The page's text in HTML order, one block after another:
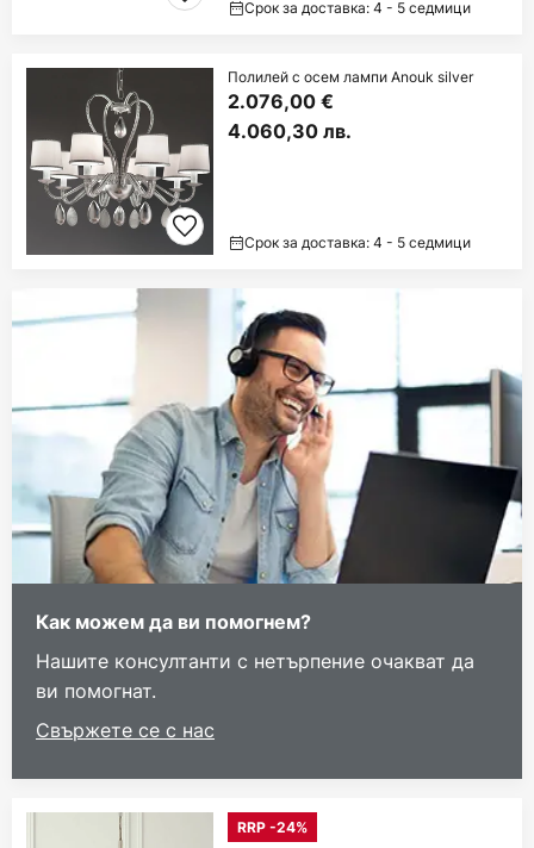
Срок за доставка: 4 - 5 седмици
Полилей с осем лампи Anouk silver
2.076,00 €
4.060,30 лв.
Срок за доставка: 4 - 5 седмици
Как можем да ви помогнем?
Нашите консултанти с нетърпение очакват да
ви помогнат.
Свържете се с нас
RRP -24%